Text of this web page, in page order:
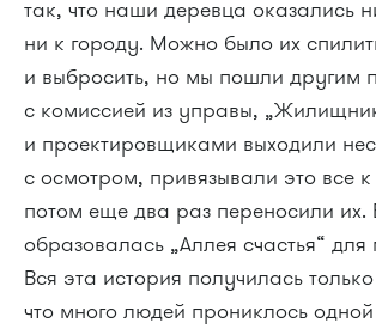
так, что наши деревца оказались
ни к городу. Можно было их
и выбросить, но мы пошли другим
с комиссией из управы,
и проектировщиками выходили
с осмотром, привязывали это все к
потом еще два раз переносили их.
образовалась „Аллея счастья“
Вся эта история получилась только
что много людей прониклось